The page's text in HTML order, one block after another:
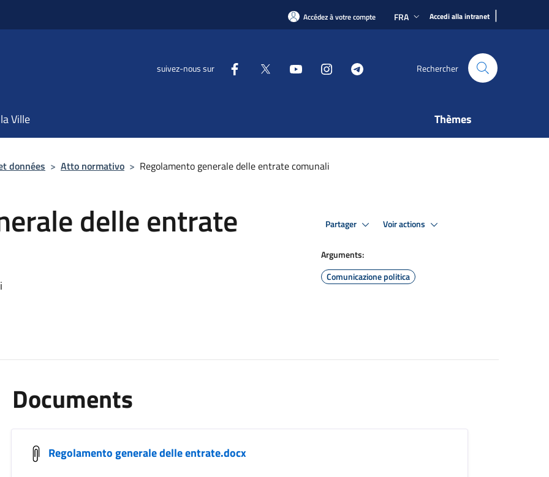
Accédez à votre compte FRA Accedi alla intranet |
suivez-nous sur Rechercher
Ville Thèmes
données > Atto normativo > Regolamento generale delle entrate comunali
delle entrate Partager Voir actions
Arguments:
Comunicazione politica
Documents
Regolamento generale delle entrate.docx